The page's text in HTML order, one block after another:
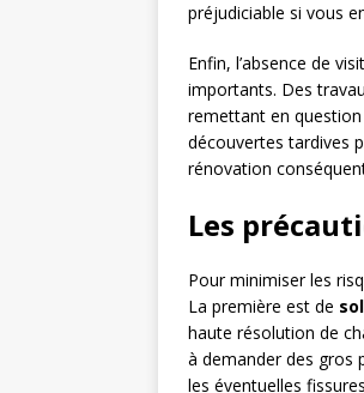
préjudiciable si vous
Enfin, l’absence de
importants. Des
remettant en
découvertes tardives
rénovation
Les
Pour minimiser les
La première est de
haute résolution de
à demander des gros
les éventuelles